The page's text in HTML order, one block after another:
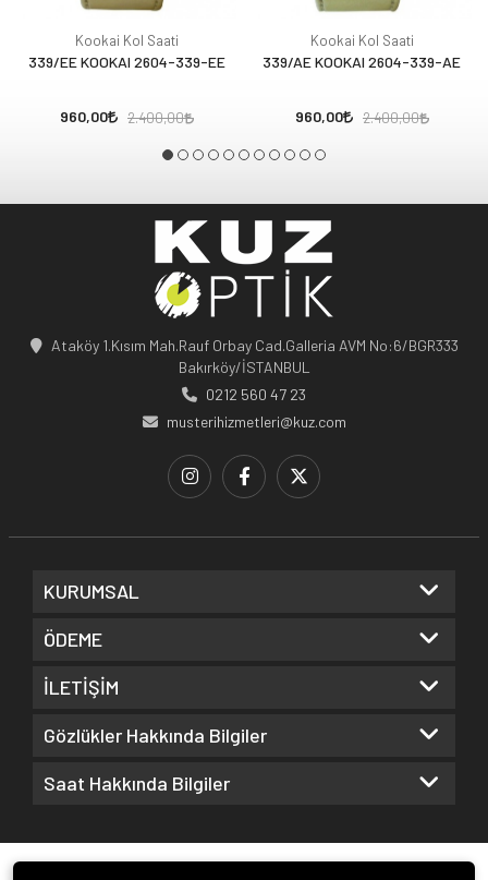
Kookai Kol Saati
339/EE KOOKAI 2604-339-EE
960,00 2.400,00
Kookai Kol Saati
339/AE KOOKAI 2604-339-AE
960,00 2.400,00
Ataköy 1.Kısım Mah.Rauf Orbay Cad.Galleria AVM No:6/BGR333
Bakırköy/İSTANBUL
0212 560 47 23
musterihizmetleri@kuz.com
KURUMSAL
ÖDEME
İLETİŞİM
Gözlükler Hakkında Bilgiler
Saat Hakkında Bilgiler